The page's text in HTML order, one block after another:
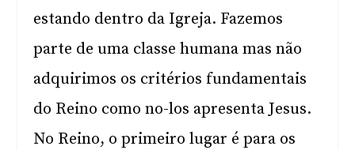
estando dentro da Igreja. Fazemos
parte de uma classe humana mas não
adquirimos os critérios fundamentais
do Reino como no-los apresenta Jesus.
No Reino, o primeiro lugar é para os